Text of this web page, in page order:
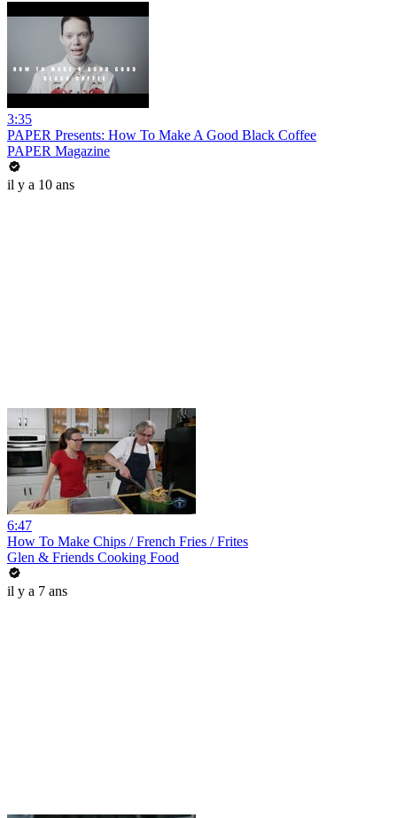
3:35
PAPER Presents: How To Make A Good Black Coffee
PAPER Magazine
il y a 10 ans
6:47
How To Make Chips / French Fries / Frites
Glen & Friends Cooking Food
il y a 7 ans